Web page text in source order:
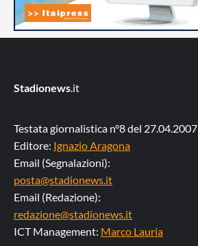
Stadionews.it
Testata giornalistica n°8 del 27.04.2007
Editore: Ignazio Aragona
Email (Segnalazioni):
posta@stadionews.it
Email (Redazione):
redazione@stadionews.it
ICT Management: Marco Lauria